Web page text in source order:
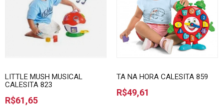
LITTLE MUSH MUSICAL
CALESITA 823
R$61,65
TA NA HORA CALESITA 859
R$49,61